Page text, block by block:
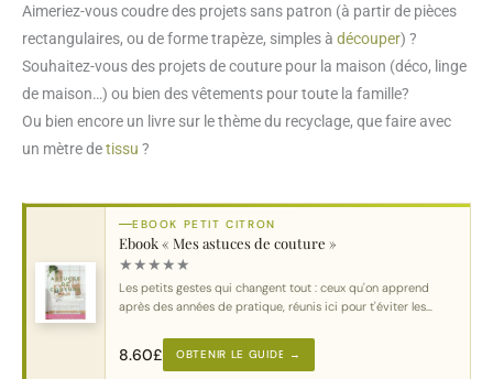
Aimeriez-vous coudre des projets sans patron (à partir de pièces
rectangulaires, ou de forme trapèze, simples à découper) ?
Souhaitez-vous des projets de couture pour la maison (déco, linge
de maison…) ou bien des vêtements pour toute la famille?
Ou bien encore un livre sur le thème du recyclage, que faire avec
un mètre detissu ?
EBOOK PETIT CITRON
Ebook « Mes astuces de couture »
★★★★★
Les petits gestes qui changent tout : ceux qu'on apprend
après des années de pratique, réunis ici pour t'éviter les
8.60£ OBTENIR LE GUIDE →